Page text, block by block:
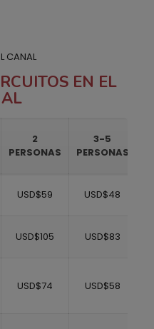
CANAL
EN EL
2
PERSONAS
3-5
PERSONAS
USD$59 USD$48
USD$105 USD$83
USD$74 USD$58